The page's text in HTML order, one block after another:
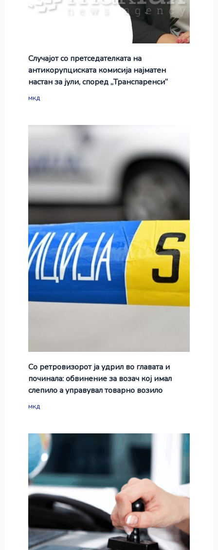
Случајот со претседателката на
антикорупциската комисија најматен
настан за јули, според „Транспаренси“
мкд
Со ретровизорот ја удрил во главата и
починала: обвинение за возач кој имал
слепило а управувал товарно возило
мкд